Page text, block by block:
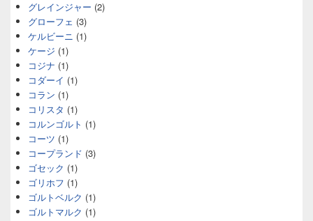
グレインジャー (2)
グローフェ (3)
ケルビーニ (1)
ケージ (1)
コジナ (1)
コダーイ (1)
コラン (1)
コリスタ (1)
コルンゴルト (1)
コーツ (1)
コープランド (3)
ゴセック (1)
ゴリホフ (1)
ゴルトベルク (1)
ゴルトマルク (1)